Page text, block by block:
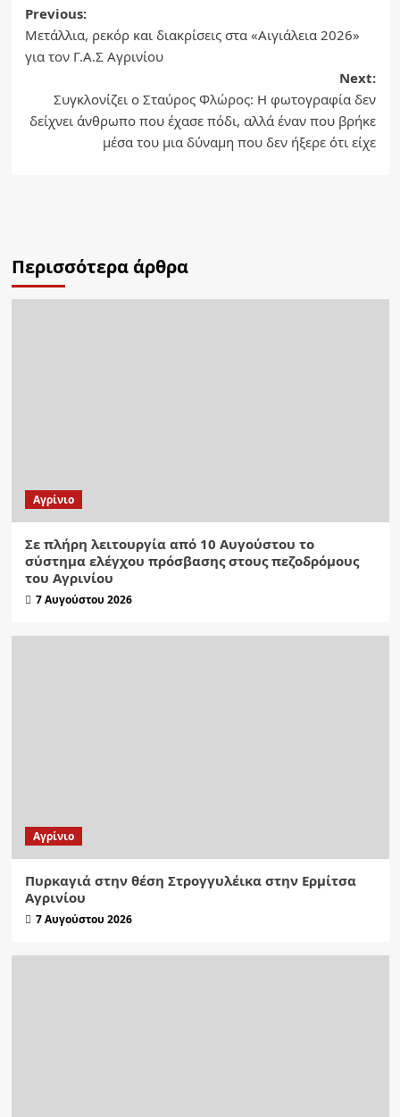
Post
navigation
Previous:
Μετάλλια, ρεκόρ και διακρίσεις στα «Αιγιάλεια 2026»
για τον Γ.Α.Σ Αγρινίου
Next:
Συγκλονίζει ο Σταύρος Φλώρος: Η φωτογραφία δεν
δείχνει άνθρωπο που έχασε πόδι, αλλά έναν που βρήκε
μέσα του μια δύναμη που δεν ήξερε ότι είχε
Περισσότερα άρθρα
Aγρίνιο
Σε πλήρη λειτουργία από 10 Αυγούστου το
σύστημα ελέγχου πρόσβασης στους πεζοδρόμους
του Αγρινίου
7 Αυγούστου 2026
Aγρίνιο
Πυρκαγιά στην θέση Στρογγυλέικα στην Ερμίτσα
Αγρινίου
7 Αυγούστου 2026